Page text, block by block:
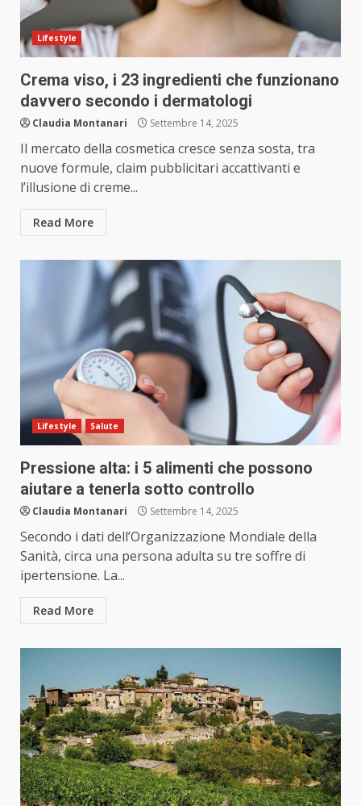
Lifestyle
Crema viso, i 23 ingredienti che funzionano
davvero secondo i dermatologi
Claudia Montanari Settembre 14, 2025
Il mercato della cosmetica cresce senza sosta, tra
nuove formule, claim pubblicitari accattivanti e
l’illusione di creme...
Read More
Lifestyle Salute
Pressione alta: i 5 alimenti che possono
aiutare a tenerla sotto controllo
Claudia Montanari Settembre 14, 2025
Secondo i dati dell’Organizzazione Mondiale della
Sanità, circa una persona adulta su tre soffre di
ipertensione. La...
Read More